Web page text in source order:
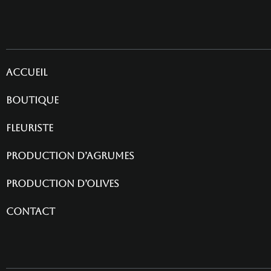
Accueil
Boutique
fleuriste
Production d’agrumes
Production d’olives
contact